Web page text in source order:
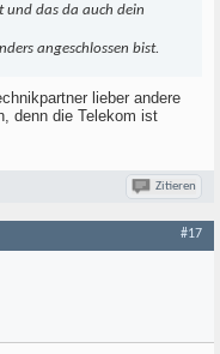
und das da auch dein
angeschlossen bist.
lieber andere
denn die Telekom ist
Zitieren
#17